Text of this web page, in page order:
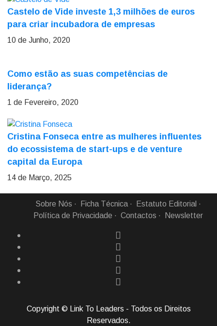
Castelo de Vide investe 1,3 milhões de euros
para criar incubadora de empresas
10 de Junho, 2020
Como estão as suas competências de
liderança?
1 de Fevereiro, 2020
Cristina Fonseca entre as mulheres influentes
do ecossistema de start-ups e de venture
capital da Europa
14 de Março, 2025
Sobre Nós Ficha Técnica
Estatuto Editorial
Política de Privacidade
Contactos Newsletter
Copyright © Link To Leaders - Todos os Direitos
Reservados.